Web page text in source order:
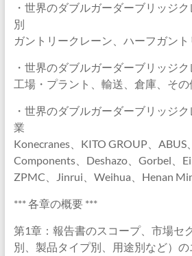
・世界のダブルガーダーブリッジ
別
ガントリークレーン、ハーフガン
・世界のダブルガーダーブリッジ
工場・プラント、輸送、倉庫、その
・世界のダブルガーダーブリッジ
業
Konecranes、KITO GROUP、ABUS
Components、Deshazo、Gorbel、
ZPMC、Jinrui、Weihua、Henan
*** 各章の概要 ***
第1章：報告書のスコープ、市場セ
別、製品タイプ別、用途別など）